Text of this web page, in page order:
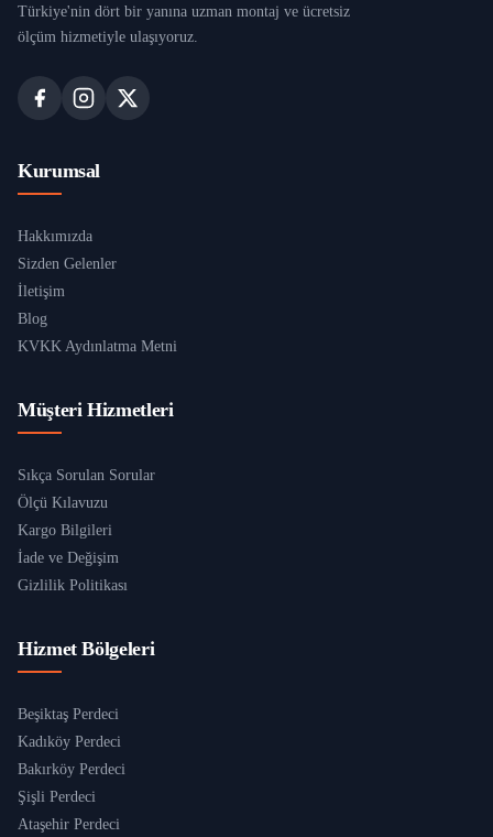
Türkiye'nin dört bir yanına uzman montaj ve ücretsiz
ölçüm hizmetiyle ulaşıyoruz.
Kurumsal
Hakkımızda
Sizden Gelenler
İletişim
Blog
KVKK Aydınlatma Metni
Müşteri Hizmetleri
Sıkça Sorulan Sorular
Ölçü Kılavuzu
Kargo Bilgileri
İade ve Değişim
Gizlilik Politikası
Hizmet Bölgeleri
Beşiktaş Perdeci
Kadıköy Perdeci
Bakırköy Perdeci
Şişli Perdeci
Ataşehir Perdeci